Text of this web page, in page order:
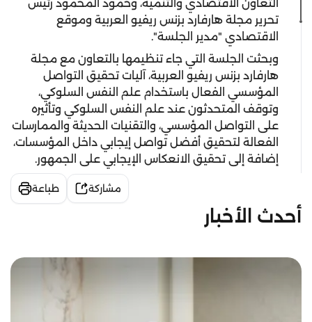
التعاون الاقتصادي والتنمية، وحمود المحمود رئيس
تحرير مجلة هارفارد بزنس ريفيو العربية وموقع
الاقتصادي "مدير الجلسة".
وبحثت الجلسة التي جاء تنظيمها بالتعاون مع مجلة
هارفارد بزنس ريفيو العربية، آليات تحقيق التواصل
المؤسسي الفعال باستخدام علم النفس السلوكي،
وتوقف المتحدثون عند علم النفس السلوكي وتأثيره
على التواصل المؤسسي، والتقنيات الحديثة والممارسات
الفعالة لتحقيق أفضل تواصل إيجابي داخل المؤسسات،
إضافة إلى تحقيق الانعكاس الإيجابي على الجمهور.
مشاركة طباعة
أحدث الأخبار